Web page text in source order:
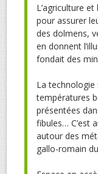
L’agriculture
pour assurer
des dolmens,
en donnent
fondait des
La technologie
températures
présentées
fibules… C’est
autour des
gallo-romain